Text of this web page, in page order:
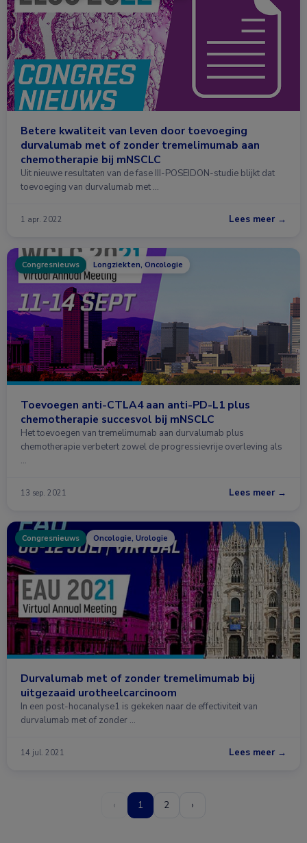
Betere kwaliteit van leven door toevoeging
durvalumab met of zonder tremelimumab aan
chemotherapie bij mNSCLC
Uit nieuwe resultaten van de fase III-POSEIDON-studie blijkt dat
toevoeging van durvalumab met …
1 apr. 2022 Lees meer →
Congresnieuws Longziekten, Oncologie
Toevoegen anti-CTLA4 aan anti-PD-L1 plus
chemotherapie succesvol bij mNSCLC
Het toevoegen van tremelimumab aan durvalumab plus
chemotherapie verbetert zowel de progressievrije overleving als
…
13 sep. 2021 Lees meer →
Congresnieuws Oncologie, Urologie
Durvalumab met of zonder tremelimumab bij
uitgezaaid urotheelcarcinoom
In een post-hocanalyse1 is gekeken naar de effectiviteit van
durvalumab met of zonder …
14 jul. 2021 Lees meer →
‹ 1 2 ›